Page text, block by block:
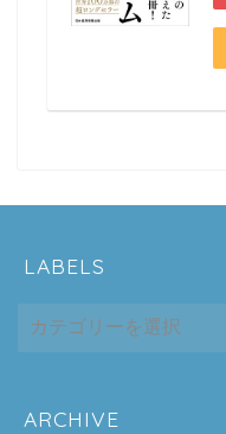
LABELS
ARCHIVE